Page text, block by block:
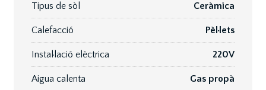
Tipus de sòl Ceràmica
Calefacció Pèl·lets
Instal·lació elèctrica 220V
Aigua calenta Gas propà